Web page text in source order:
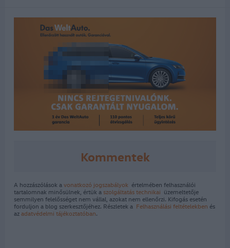
Kommentek
A hozzászólások avonatkozó jogszabályok értelmében felhasználói
tartalomnak minősülnek, értük a szolgáltatás technikai üzemeltetője
semmilyen felelősséget nem vállal, azokat nem ellenőrzi. Kifogás esetén
forduljon a blog szerkesztőjéhez. Részletek a Felhasználási feltételekben és
azadatvédelmi tájékoztatóban.